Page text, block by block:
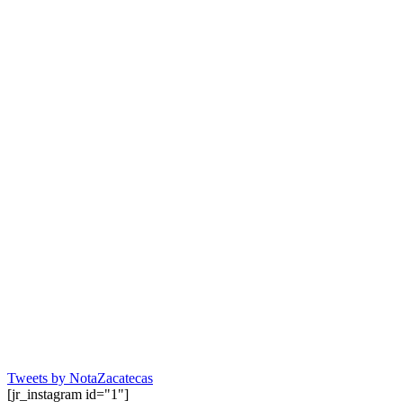
Tweets by NotaZacatecas
[jr_instagram id="1"]